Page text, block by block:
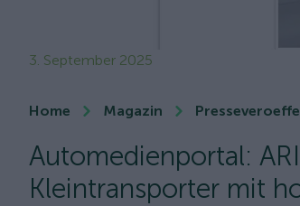
3. September 2025
Home Magazin
Automedienportal:
Kleintransporter mit